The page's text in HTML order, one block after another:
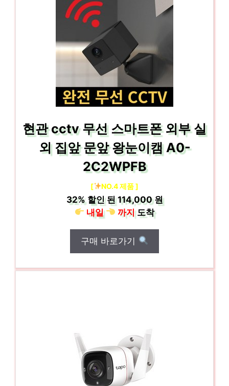
현관 cctv 무선 스마트폰 외부 실
외 집앞 문앞 왕눈이캠 A0-
2C2WPFB
[ NO.4 제품 ]
32%할인 된114,000 원
내일
까지도착
구매 바로가기